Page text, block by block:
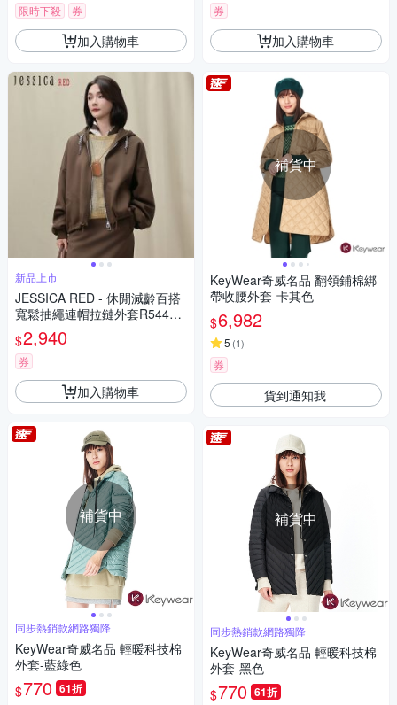
限時下殺 券
加入購物車
新品上市
JESSICA RED - 休閒減齡百搭
寬鬆抽繩連帽拉鏈外套R54401
（棕）
$2,940
券
加入購物車
補貨中
同步熱銷款網路獨降
KeyWear奇威名品 輕暖科技棉
外套-藍綠色
$770 61折
券
加入購物車
補貨中
KeyWear奇威名品 翻領鋪棉綁
帶收腰外套-卡其色
$6,982
5 (1)
券
貨到通知我
補貨中
同步熱銷款網路獨降
KeyWear奇威名品 輕暖科技棉
外套-黑色
$770 61折